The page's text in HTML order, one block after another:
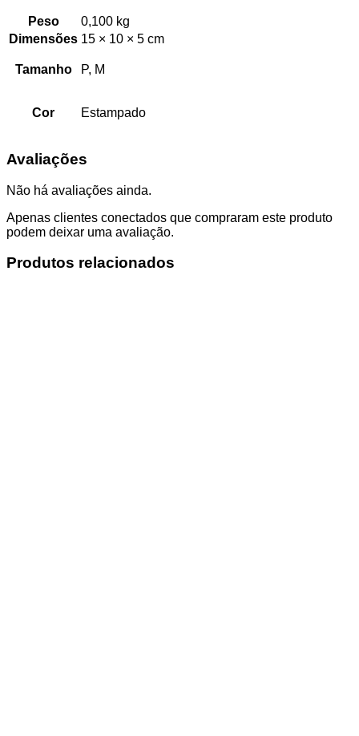
Peso
0,100 kg
Dimensões 15 × 10 × 5 cm
Tamanho P, M
Cor Estampado
Avaliações
Não há avaliações ainda.
Apenas clientes conectados que compraram este produto
podem deixar uma avaliação.
Produtos relacionados